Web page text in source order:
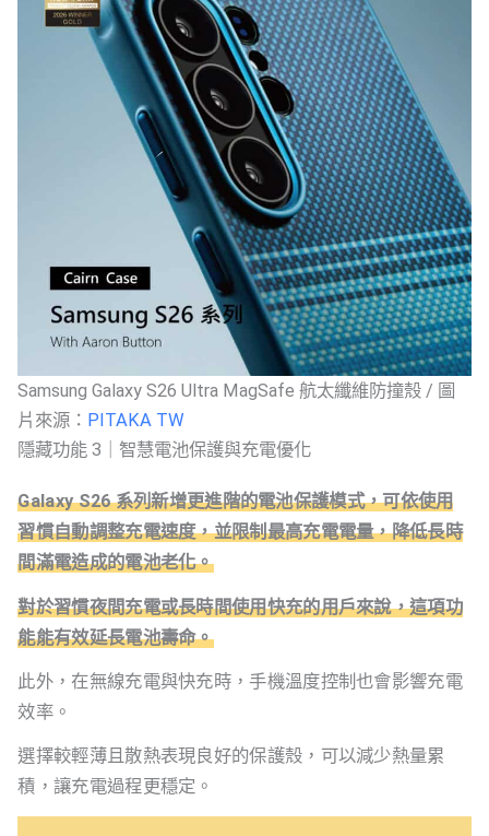
Samsung Galaxy S26 Ultra MagSafe 航太纖維防撞殼 / 圖
片來源： PITAKA TW
隱藏功能 3｜智慧電池保護與充電優化
Galaxy S26 系列新增更進階的電池保護模式，可依使用
習慣自動調整充電速度，並限制最高充電電量，降低長時
間滿電造成的電池老化。
對於習慣夜間充電或長時間使用快充的用戶來說，這項功
能能有效延長電池壽命。
此外，在無線充電與快充時，手機溫度控制也會影響充電
效率。
選擇較輕薄且散熱表現良好的保護殼，可以減少熱量累
積，讓充電過程更穩定。